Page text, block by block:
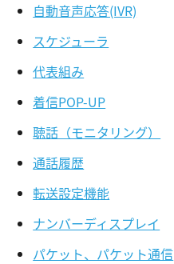
自動音声応答(IVR)
スケジューラ
代表組み
着信POP-UP
聴話（モニタリング）
通話履歴
転送設定機能
ナンバーディスプレイ
パケット、パケット通信